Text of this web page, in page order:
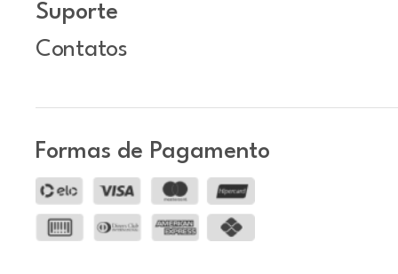
Suporte
Contatos
Formas de Pagamento